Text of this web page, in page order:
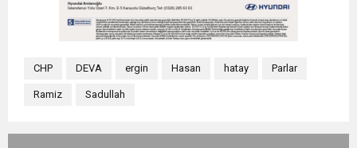
CHP DEVA ergin Hasan hatay Parlar
Ramiz Sadullah